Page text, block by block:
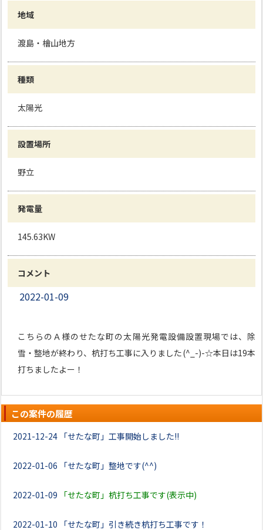
地域
渡島・檜山地方
種類
太陽光
設置場所
野立
発電量
145.63KW
コメント
2022-01-09
こちらのＡ様のせたな町の太陽光発電設備設置現場では、除
雪・整地が終わり、杭打ち工事に入りました(^_-)-☆本日は19本
打ちましたよー！
この案件の履歴
2021-12-24 「せたな町」工事開始しました!!
2022-01-06 「せたな町」整地です(^^)
2022-01-09 「せたな町」杭打ち工事です(表示中)
2022-01-10 「せたな町」引き続き杭打ち工事です！